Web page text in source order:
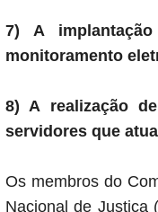
7) A
monitoramento
8) A realização
servidores que
Os membros do
Nacional de Justiça